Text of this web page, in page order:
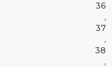
36
,
37
,
38
,